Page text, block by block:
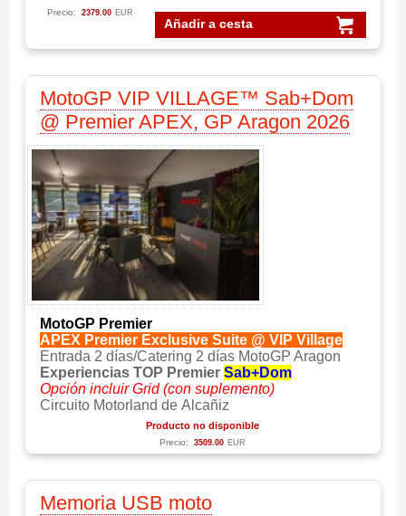
Añadir a cesta
Precio: 2379.00 EUR
MotoGP VIP VILLAGE™ Sab+Dom
@ Premier APEX, GP Aragon 2026
MotoGP Premier
APEX Premier Exclusive Suite @ VIP Village
Entrada 2 días/Catering 2 días MotoGP Aragon
Experiencias TOP Premier Sab+Dom
Opción incluir Grid (con suplemento)
Circuito Motorland de Alcañiz
Producto no disponible
Precio: 3509.00 EUR
Memoria USB moto